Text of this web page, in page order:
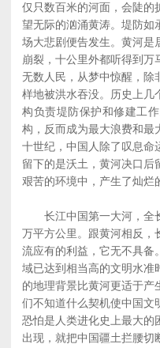
仅只数百米的河面，会陡的
望无际的汹涌黄涛。堤防如
场大悲剧便告发生。黄河是
崩裂，十公里外都听得到
无数人民，从梦中惊醒，除
样地被洪水吞没。历史上几
构负责堤防保护和修建工
构，反而成为最大浪费和最
十世纪，中国人除了叹息命
留下的是沃土，黄河决口后
艰苦的环境中，产生了灿烂
长江中国第一大河，全
万平方公里。跟黄河相反，
流应有的利益，它无不具备
域已达到相当高的文明水
的地理背景比黄河更适于产
们不知道什么契机使中国文
恐怕是人类进化史上最大的
出现，就把中国疆土拦腰切